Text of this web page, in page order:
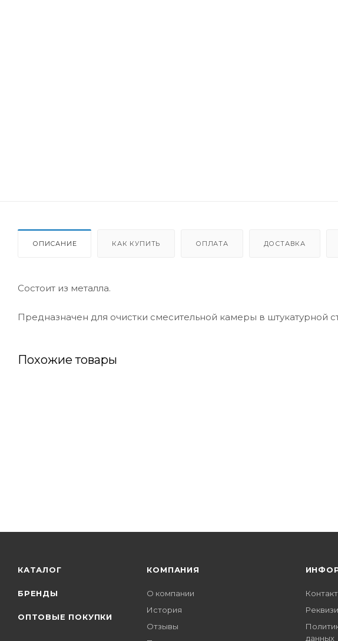
ОПИСАНИЕ КАК КУПИТЬ ОПЛАТА ДОСТАВКА
Состоит из металла.
Предназначен для очистки смесительной камеры в штукатурной
Похожие товары
КАТАЛОГ
БРЕНДЫ
ОПТОВЫЕ ПОКУПКИ
КОМПАНИЯ
О компании
История
Отзывы
данных